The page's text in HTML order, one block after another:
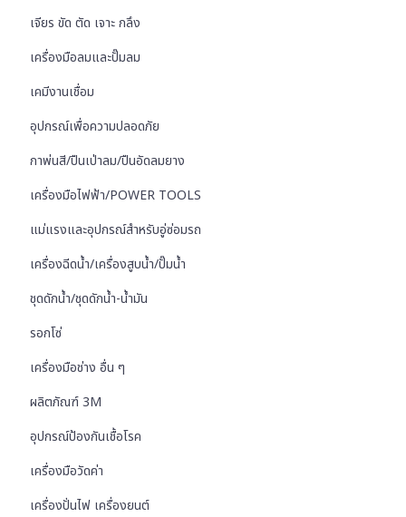
เจียร ขัด ตัด เจาะ กลึง
เครื่องมือลมและปั๊มลม
เคมีงานเชื่อม
อุปกรณ์เพื่อความปลอดภัย
กาพ่นสี/ปืนเป่าลม/ปืนอัดลมยาง
เครื่องมือไฟฟ้า/POWER TOOLS
แม่แรงและอุปกรณ์สำหรับอู่ซ่อมรถ
เครื่องฉีดน้ำ/เครื่องสูบน้ำ/ปั๊มน้ำ
ชุดดักน้ำ/ชุดดักน้ำ-น้ำมัน
รอกโซ่
เครื่องมือช่าง อื่น ๆ
ผลิตภัณฑ์ 3M
อุปกรณ์ป้องกันเชื้อโรค
เครื่องมือวัดค่า
เครื่องปั่นไฟ เครื่องยนต์